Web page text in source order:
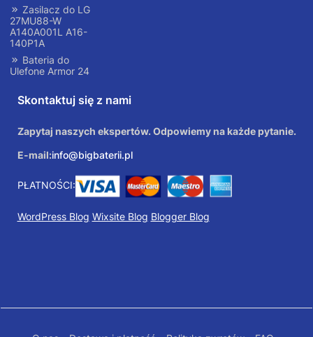
Zasilacz do LG
27MU88-W
A140A001L A16-
140P1A
Bateria do
Ulefone Armor 24
Skontaktuj się z nami
Zapytaj naszych ekspertów. Odpowiemy na każde pytanie.
E-mail:info@bigbaterii.pl
PŁATNOŚCI:
WordPress Blog Wixsite Blog Blogger Blog